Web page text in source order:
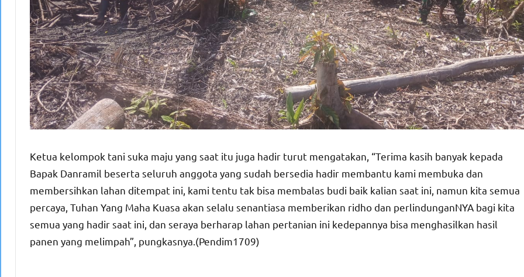
Ketua kelompok tani suka maju yang saat itu juga hadir turut mengatakan, “Terima kasih banyak kepada
Bapak Danramil beserta seluruh anggota yang sudah bersedia hadir membantu kami membuka dan
membersihkan lahan ditempat ini, kami tentu tak bisa membalas budi baik kalian saat ini, namun kita semua
percaya, Tuhan Yang Maha Kuasa akan selalu senantiasa memberikan ridho dan perlindunganNYA bagi kita
semua yang hadir saat ini, dan seraya berharap lahan pertanian ini kedepannya bisa menghasilkan hasil
panen yang melimpah”, pungkasnya.(Pendim1709)